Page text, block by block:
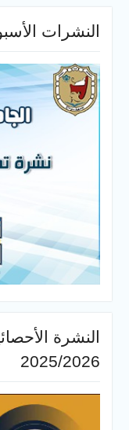
النشرات
النشرة
2025/2026